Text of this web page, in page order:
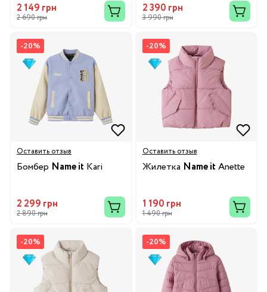
2 149 грн
2 690 грн
2 390 грн
3 990 грн
-20%
Оставить отзыв
Бомбер Name it Kari
2 299 грн
2 890 грн
-20%
Оставить отзыв
Жилетка Name it Anette
1 190 грн
1 490 грн
-20% -20%